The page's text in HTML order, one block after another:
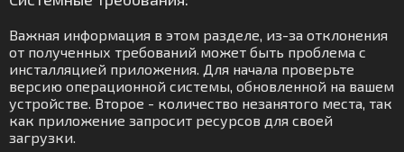
Важная информация в этом разделе, из-за отклонения
от полученных требований может быть проблема с
инсталляцией приложения. Для начала проверьте
версию операционной системы, обновленной на вашем
устройстве. Второе - количество незанятого места, так
как приложение запросит ресурсов для своей
загрузки.